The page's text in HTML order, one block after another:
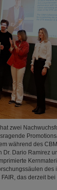
zwei
während des
Dario Ramirez
des
das derzeit bei